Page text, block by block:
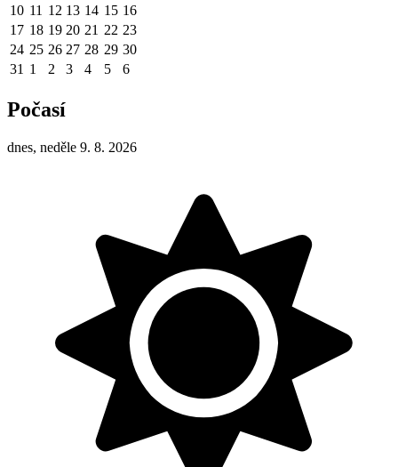
10 11 12 13 14 15 16
17 18 19 20 21 22 23
24 25 26 27 28 29 30
31 1 2 3 4 5 6
Počasí
dnes, neděle 9. 8. 2026